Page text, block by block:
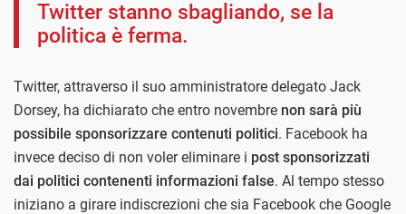
Twitter stanno sbagliando, se la
politica è ferma.
Twitter, attraverso il suo amministratore delegato Jack
Dorsey, ha dichiarato che entro novembre non sarà più
possibile sponsorizzare contenuti politici. Facebook ha
invece deciso di non voler eliminare i post sponsorizzati
dai politici contenenti informazioni false. Al tempo stesso
iniziano a girare indiscrezioni che sia Facebook che Google